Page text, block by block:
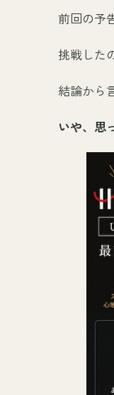
前回の予
挑戦した
結論から
いや、思